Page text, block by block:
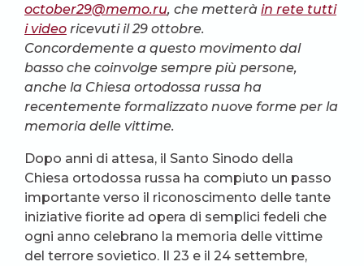
october29@memo.ru, che metterà in rete tutti
i video ricevuti il 29 ottobre.
Concordemente a questo movimento dal
basso che coinvolge sempre più persone,
anche la Chiesa ortodossa russa ha
recentemente formalizzato nuove forme per la
memoria delle vittime.
Dopo anni di attesa, il Santo Sinodo della
Chiesa ortodossa russa ha compiuto un passo
importante verso il riconoscimento delle tante
iniziative fiorite ad opera di semplici fedeli che
ogni anno celebrano la memoria delle vittime
del terrore sovietico. Il 23 e il 24 settembre,